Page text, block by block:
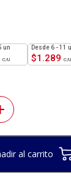
un
$1.289
6 - 11
al carrito